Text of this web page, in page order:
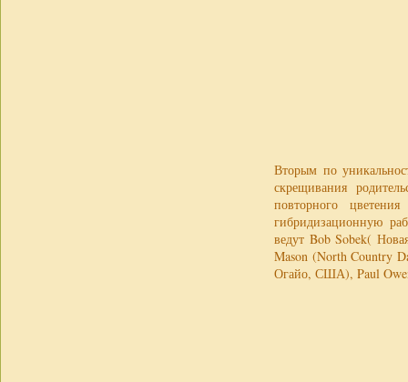
Вторым по
скрещивания
повторного
гибридизационную
ведут Bob Sobek(
Mason (North Country
Огайо, США), Paul